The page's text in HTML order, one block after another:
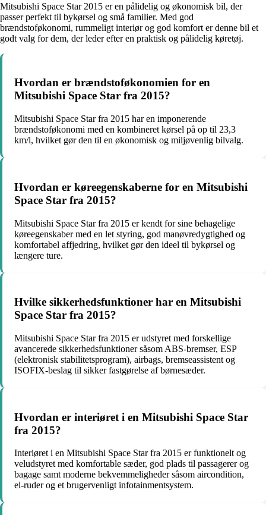
Mitsubishi Space Star 2015 er en pålidelig og økonomisk bil, der
passer perfekt til bykørsel og små familier. Med god
brændstoføkonomi, rummeligt interiør og god komfort er denne bil et
godt valg for dem, der leder efter en praktisk og pålidelig køretøj.
Hvordan er brændstoføkonomien for en
Mitsubishi Space Star fra 2015?
Mitsubishi Space Star fra 2015 har en imponerende
brændstoføkonomi med en kombineret kørsel på op til 23,3
km/l, hvilket gør den til en økonomisk og miljøvenlig bilvalg.
Hvordan er køreegenskaberne for en Mitsubishi
Space Star fra 2015?
Mitsubishi Space Star fra 2015 er kendt for sine behagelige
køreegenskaber med en let styring, god manøvredygtighed og
komfortabel affjedring, hvilket gør den ideel til bykørsel og
længere ture.
Hvilke sikkerhedsfunktioner har en Mitsubishi
Space Star fra 2015?
Mitsubishi Space Star fra 2015 er udstyret med forskellige
avancerede sikkerhedsfunktioner såsom ABS-bremser, ESP
(elektronisk stabilitetsprogram), airbags, bremseassistent og
ISOFIX-beslag til sikker fastgørelse af børnesæder.
Hvordan er interiøret i en Mitsubishi Space Star
fra 2015?
Interiøret i en Mitsubishi Space Star fra 2015 er funktionelt og
veludstyret med komfortable sæder, god plads til passagerer og
bagage samt moderne bekvemmeligheder såsom aircondition,
el-ruder og et brugervenligt infotainmentsystem.